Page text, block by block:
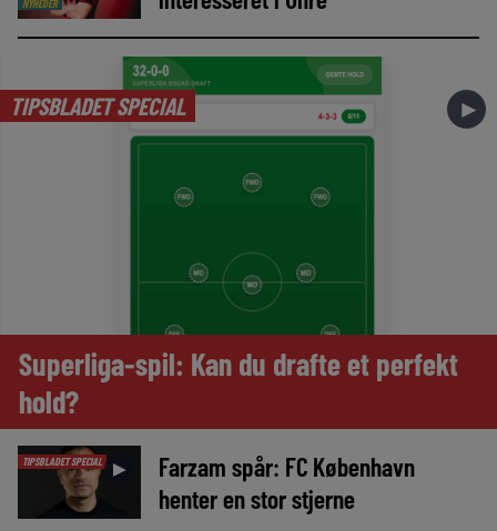
NYHEDER
TIPSBLADET SPECIAL ►
Superliga-spil: Kan du drafte et perfekt
hold?
TIPSBLADET SPECIAL ►
Farzam spår: FC København
henter en stor stjerne